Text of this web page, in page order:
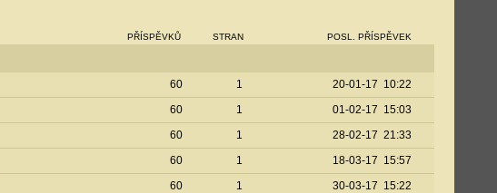
PŘÍSPĚVKŮ STRAN POSL. PŘÍSPĚVEK
60 1
20-01-17 10:22
60 1
01-02-17 15:03
60 1
28-02-17 21:33
60 1
18-03-17 15:57
60 1
30-03-17 15:22